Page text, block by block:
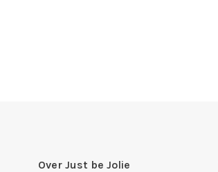
Over Just be Jolie